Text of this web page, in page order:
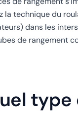
technique du
dans les
de rangement
type